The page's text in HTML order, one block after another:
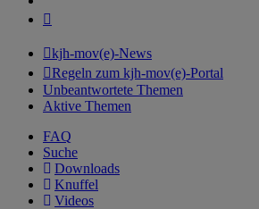
kjh-mov(e)-News
Regeln zum kjh-mov(e)-Portal
Unbeantwortete Themen
Aktive Themen
FAQ
Suche
Downloads
Knuffel
Videos